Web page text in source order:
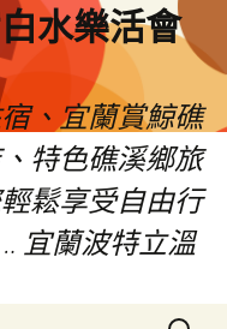
水樂活會
、宜蘭賞鯨礁
特色礁溪鄉旅
鬆享受自由行
宜蘭波特立溫
搜